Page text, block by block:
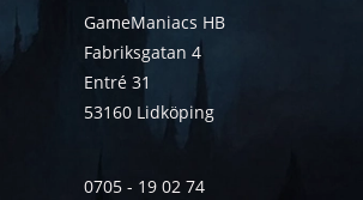
GameManiacs HB
Fabriksgatan 4
Entré 31
53160 Lidköping
0705 - 19 02 74